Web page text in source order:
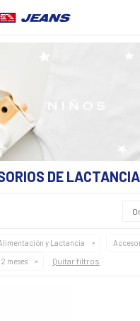
DE
y Lactancia
meses Quitar filtros